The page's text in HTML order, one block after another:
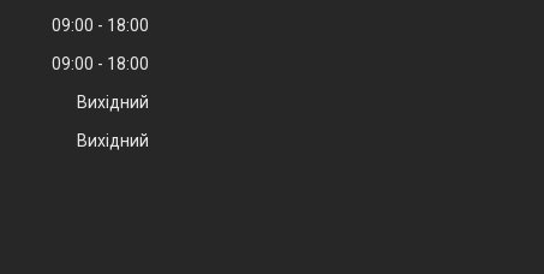
09:00
18:00
09:00
18:00
Вихідний
Вихідний